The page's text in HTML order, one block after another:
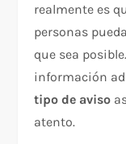
realmente es
personas
que sea
información
tipo de aviso
atento.